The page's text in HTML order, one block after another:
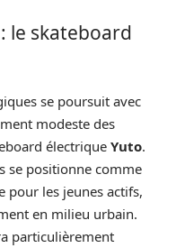
le skateboard
se poursuit avec
modeste des
électrique Yuto.
se positionne comme
pour les jeunes actifs,
en milieu urbain.
particulièrement